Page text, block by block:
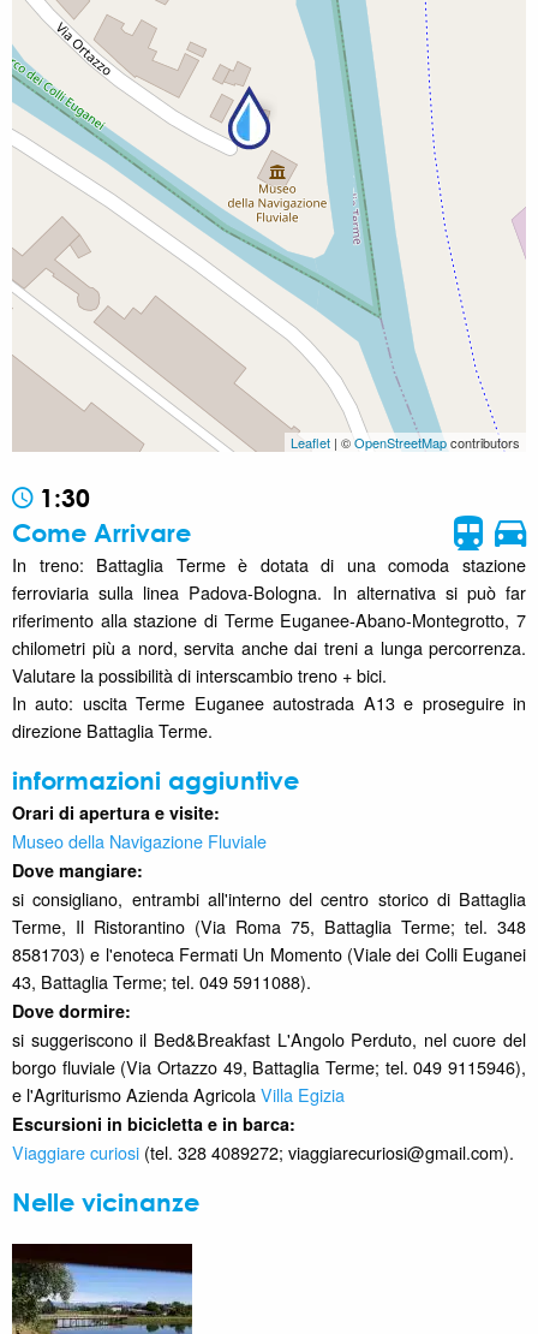
Leaflet | ©OpenStreetMapcontributors
1:30
Come Arrivare
In treno: Battaglia Terme è dotata di una comoda stazione
ferroviaria sulla linea Padova-Bologna. In alternativa si può far
riferimento alla stazione di Terme Euganee-Abano-Montegrotto, 7
chilometri più a nord, servita anche dai treni a lunga percorrenza.
Valutare la possibilità di interscambio treno + bici.
In auto: uscita Terme Euganee autostrada A13 e proseguire in
direzione Battaglia Terme.
informazioni aggiuntive
Orari di apertura e visite:
Museo della Navigazione Fluviale
Dove mangiare:
si consigliano, entrambi all'interno del centro storico di Battaglia
Terme, Il Ristorantino (Via Roma 75, Battaglia Terme; tel. 348
8581703) e l'enoteca Fermati Un Momento (Viale dei Colli Euganei
43, Battaglia Terme; tel. 049 5911088).
Dove dormire:
si suggeriscono il Bed&Breakfast L'Angolo Perduto, nel cuore del
borgo fluviale (Via Ortazzo 49, Battaglia Terme; tel. 049 9115946),
e l'Agriturismo Azienda AgricolaVilla Egizia
Escursioni in bicicletta e in barca:
Viaggiare curiosi (tel. 328 4089272; viaggiarecuriosi@gmail.com).
Nelle vicinanze